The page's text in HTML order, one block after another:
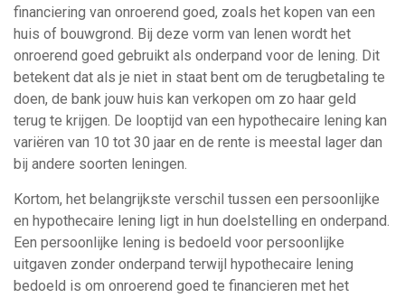
financiering van onroerend goed, zoals het kopen van een
huis of bouwgrond. Bij deze vorm van lenen wordt het
onroerend goed gebruikt als onderpand voor de lening. Dit
betekent dat als je niet in staat bent om de terugbetaling te
doen, de bank jouw huis kan verkopen om zo haar geld
terug te krijgen. De looptijd van een hypothecaire lening kan
variëren van 10 tot 30 jaar en de rente is meestal lager dan
bij andere soorten leningen.
Kortom, het belangrijkste verschil tussen een persoonlijke
en hypothecaire lening ligt in hun doelstelling en onderpand.
Een persoonlijke lening is bedoeld voor persoonlijke
uitgaven zonder onderpand terwijl hypothecaire lening
bedoeld is om onroerend goed te financieren met het